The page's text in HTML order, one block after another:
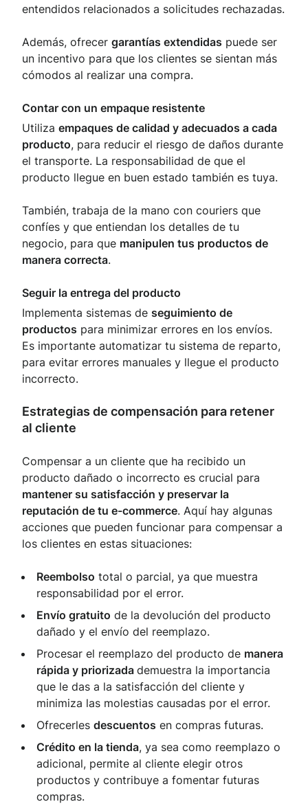
entendidos relacionados a solicitudes rechazadas.
Además, ofrecer garantías extendidas puede ser
un incentivo para que los clientes se sientan más
cómodos al realizar una compra.
Contar con un empaque resistente
Utiliza empaques de calidad y adecuados a cada
producto, para reducir el riesgo de daños durante
el transporte. La responsabilidad de que el
producto llegue en buen estado también es tuya.
También, trabaja de la mano con couriers que
confíes y que entiendan los detalles de tu
negocio, para que manipulen tus productos de
manera correcta.
Seguir la entrega del producto
Implementa sistemas de seguimiento de
productos para minimizar errores en los envíos.
Es importante automatizar tu sistema de reparto,
para evitar errores manuales y llegue el producto
incorrecto.
Estrategias de compensación para retener
al cliente
Compensar a un cliente que ha recibido un
producto dañado o incorrecto es crucial para
mantener su satisfacción y preservar la
reputación de tu e-commerce. Aquí hay algunas
acciones que pueden funcionar para compensar a
los clientes en estas situaciones:
Reembolso total o parcial, ya que muestra
responsabilidad por el error.
Envío gratuito de la devolución del producto
dañado y el envío del reemplazo.
Procesar el reemplazo del producto de manera
rápida y priorizada demuestra la importancia
que le das a la satisfacción del cliente y
minimiza las molestias causadas por el error.
Ofrecerles descuentos en compras futuras.
Crédito en la tienda, ya sea como reemplazo o
adicional, permite al cliente elegir otros
productos y contribuye a fomentar futuras
compras.